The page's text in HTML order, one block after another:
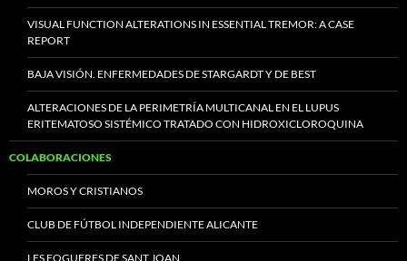
VISUAL FUNCTION ALTERATIONS IN ESSENTIAL TREMOR: A CASE
REPORT
BAJA VISIÓN. ENFERMEDADES DE STARGARDT Y DE BEST
ALTERACIONES DE LA PERIMETRÍA MULTICANAL EN EL LUPUS
ERITEMATOSO SISTÉMICO TRATADO CON HIDROXICLOROQUINA
COLABORACIONES
MOROS Y CRISTIANOS
CLUB DE FÚTBOL INDEPENDIENTE ALICANTE
LES FOGUERES DE SANT JOAN